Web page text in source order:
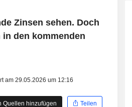
Zinsen sehen. Doch
den kommenden
am 29.05.2026 um 12:16
Quellen hinzufügen
Teilen